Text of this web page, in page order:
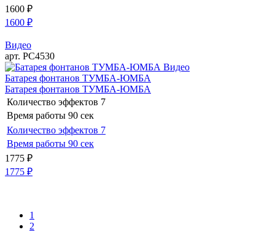
1600 ₽
1600 ₽
Видео
арт. РС4530
Видео
Батарея фонтанов ТУМБА-ЮМБА
Батарея фонтанов ТУМБА-ЮМБА
Количество эффектов 7
Время работы 90 сек
Количество эффектов 7
Время работы 90 сек
1775 ₽
1775 ₽
1
2